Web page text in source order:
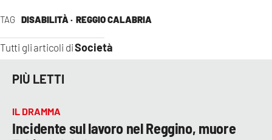
TAG DISABILITÀ · REGGIO CALABRIA
Tutti gli articoli diSocietà
PIÙ LETTI
IL DRAMMA
Incidente sul lavoro nel Reggino, muore